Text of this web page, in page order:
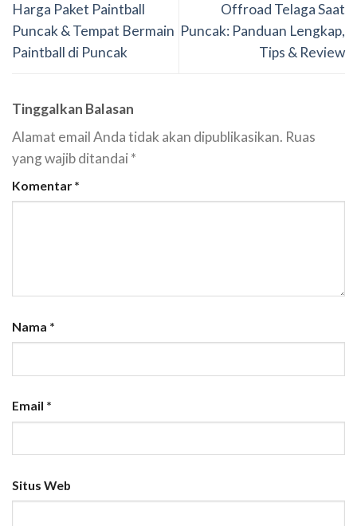
Harga Paket Paintball
Puncak & Tempat Bermain
Paintball di Puncak
Offroad Telaga Saat
Puncak: Panduan Lengkap,
Tips & Review
Tinggalkan Balasan
Alamat email Anda tidak akan dipublikasikan. Ruas
yang wajib ditandai*
Komentar *
Nama *
Email *
Situs Web